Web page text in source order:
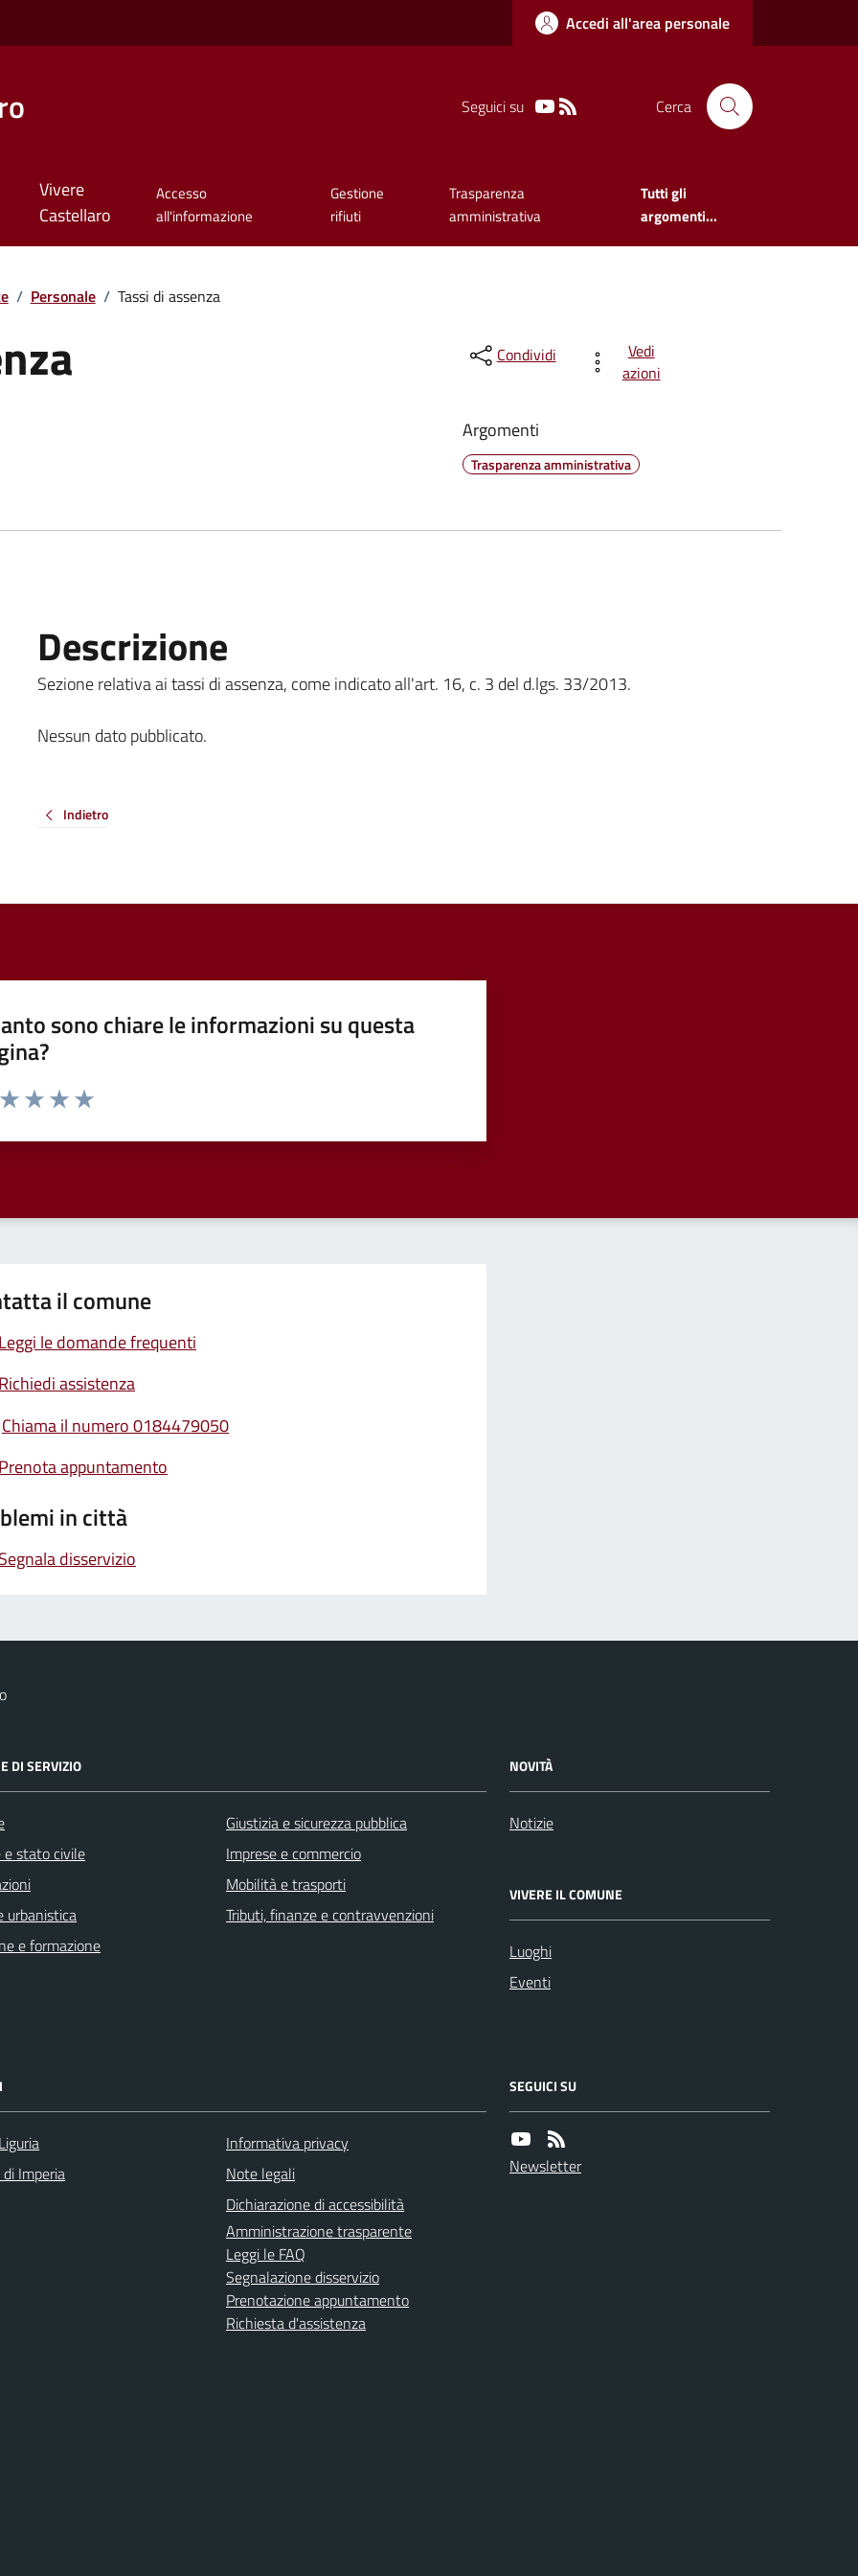
Accedi all'area personale
Seguici su Cerca
Vivere
Castellaro
Accesso
all'informazione
Gestione
rifiuti
Trasparenza
amministrativa
Tutti gli
argomenti...
/ Personale / Tassi di assenza
Condividi
Vedi
azioni
Argomenti
Trasparenza amministrativa
Descrizione
Sezione relativa ai tassi di assenza, come indicato all'art. 16, c. 3 del d.lgs. 33/2013.
Nessun dato pubblicato.
Indietro
sono chiare le informazioni su questa
da 1 a 5 stelle la pagina
il comune
Leggi le domande frequenti
Richiedi assistenza
Chiama il numero 0184479050
Prenota appuntamento
in città
Segnala disservizio
DI SERVIZIO
e stato civile
urbanistica
e formazione
Giustizia e sicurezza pubblica
Imprese e commercio
Mobilità e trasporti
Tributi, finanze e contravvenzioni
NOVITÀ
Notizie
VIVERE IL COMUNE
Luoghi
Eventi
Imperia
Informativa privacy
Note legali
Dichiarazione di accessibilità
Amministrazione trasparente
Leggi le FAQ
Segnalazione disservizio
Prenotazione appuntamento
Richiesta d'assistenza
SEGUICI SU
Newsletter